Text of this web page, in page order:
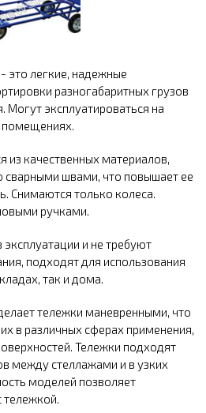
это легкие, надежные
разногабаритных грузов
Могут эксплуатироваться на
помещениях.
из качественных материалов,
сварными швами, что повышает ее
Снимаются только колеса.
ручками.
и не требуют
подходят для использования
так и дома.
тележки маневренными, что
в различных сферах применения,
Тележки подходят
между стеллажами и в узких
моделей позволяет
тележкой.